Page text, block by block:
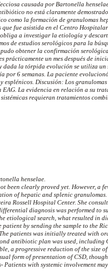
causada por Bartonella
no está claramente
como la formación de granulomas
que fue asistida en el Centro
a investigar la etiología y
de estudios serológicos para la
obtener la confirmación
un mes después de
dada la tórpida evolución se utiliza
por 6 semanas. La paciente
esplénicos. Discusión: Losgranulomas
La evidencia en relación a su
requieran tratamientos
henselae.
been clearly proved yet. However, a
of hepatic and splenic granulomas
Rossell Hospital Center. She
diagnosis was performed to
etiological search, what resulted in
by sending the sample to the
patients was initially treated with
antibiotic plan was used, including
a progressive reduction of the size
form of presentation of CSD,
Patients with systemic involvement